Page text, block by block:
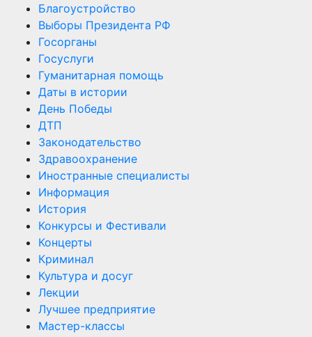
Благоустройство
Выборы Президента РФ
Госорганы
Госуслуги
Гуманитарная помощь
Даты в истории
День Победы
ДТП
Законодательство
Здравоохранение
Иностранные специалисты
Информация
История
Конкурсы и Фестивали
Концерты
Криминал
Культура и досуг
Лекции
Лучшее предприятие
Мастер-классы